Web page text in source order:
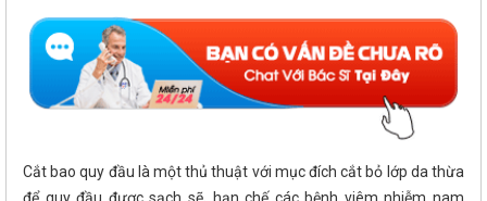
Cắt bao quy đầu là một thủ thuật với mục đích cắt bỏ lớp da thừa